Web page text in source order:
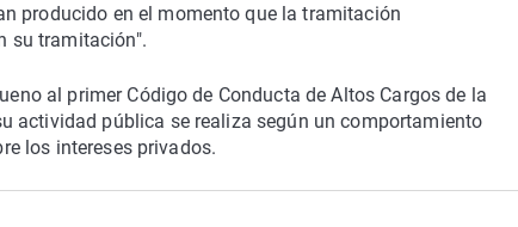
producido en el momento que la tramitación
su tramitación".
al primer Código de Conducta de Altos Cargos de la
actividad pública se realiza según un comportamiento
los intereses privados.